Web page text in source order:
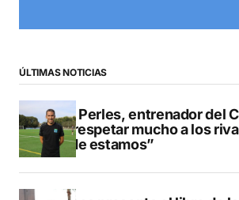
ÚLTIMAS NOTICIAS
Pere Perles, entrenador del
que respetar mucho a los
dónde estamos”